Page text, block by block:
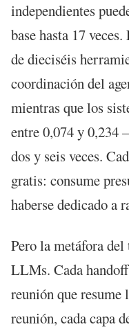
independientes
base hasta 17
de dieciséis
coordinación del
mientras que los
entre 0,074 y 0,234
dos y seis veces.
gratis: consume
haberse dedicado a
Pero la metáfora
LLMs. Cada
reunión que resume
reunión, cada capa